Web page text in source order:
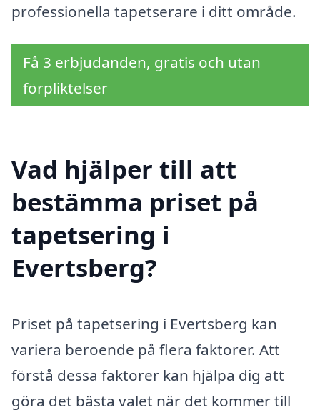
professionella tapetserare i ditt område.
Få 3 erbjudanden, gratis och utan
förpliktelser
Vad hjälper till att
bestämma priset på
tapetsering i
Evertsberg?
Priset på tapetsering i Evertsberg kan
variera beroende på flera faktorer. Att
förstå dessa faktorer kan hjälpa dig att
göra det bästa valet när det kommer till